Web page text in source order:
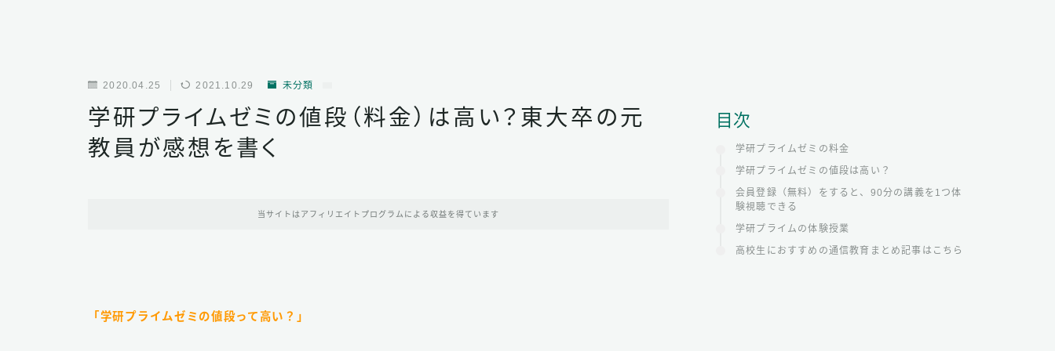
2020.04.25 2021.10.29 未分類
学研プライムゼミの値段（料金）は高い？東大卒の元
教員が感想を書く
当サイトはアフィリエイトプログラムによる収益を得ています
「学研プライムゼミの値段って高い？」
目次
学研プライムゼミの料金
学研プライムゼミの値段は高い？
会員登録（無料）をすると、90分の講義を1つ体
験視聴できる
学研プライムの体験授業
高校生におすすめの通信教育まとめ記事はこちら